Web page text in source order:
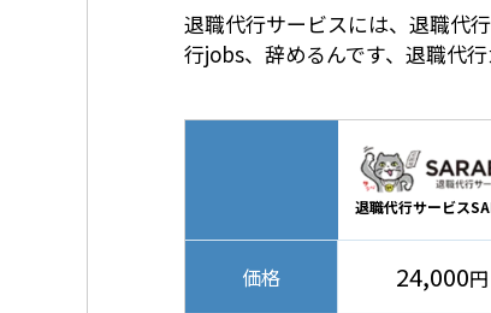
退職代行サービスには、退職代
行jobs、辞めるんです、退職代行
退職代行サービス
価格 24,000円